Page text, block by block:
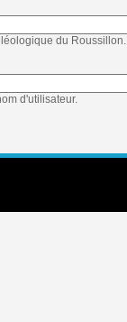
du Roussillon.
d'utilisateur.